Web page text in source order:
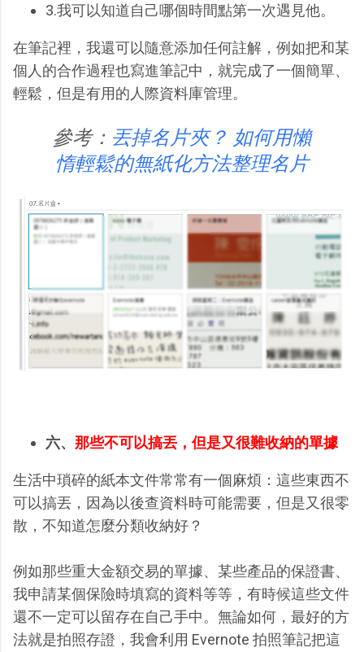
3.我可以知道自己哪個時間點第一次遇見他。
在筆記裡，我還可以隨意添加任何註解，例如把和某
個人的合作過程也寫進筆記中，就完成了一個簡單、
輕鬆，但是有用的人際資料庫管理。
參考： 丟掉名片夾？ 如何用懶
惰輕鬆的無紙化方法整理名片
六、 那些不可以搞丟，但是又很難收納的單據
生活中瑣碎的紙本文件常常有一個麻煩：這些東西不
可以搞丟，因為以後查資料時可能需要，但是又很零
散，不知道怎麼分類收納好？
例如那些重大金額交易的單據、某些產品的保證書、
我申請某個保險時填寫的資料等等，有時候這些文件
還不一定可以留存在自己手中。無論如何，最好的方
法就是拍照存證，我會利用 Evernote 拍照筆記把這